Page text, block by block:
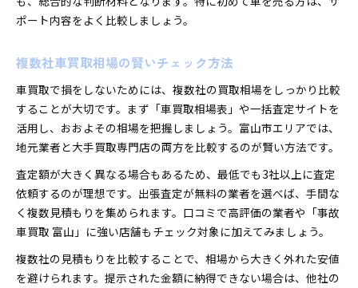
ポート内容をよく比較しましょう。
複数社車買取相場の賢いチェック方法
車買取で損をしないためには、複数社の買取相場をしっかり比較
することが大切です。まず「車買取相場表」や一括査定サイトを
活用し、おおよその相場を把握しましょう。富山市エリアでは、
地元業者と大手買取専門店の両方を比較するのが賢い方法です。
査定額が大きく異なる場合もあるため、最低でも3社以上に査定
依頼するのが理想です。出張査定が無料の業者を選べば、手間な
く複数見積もりを集められます。口コミで高評価の業者や「事故
車買取 富山」に強い店舗もチェック対象に加えてみましょう。
複数社の見積もりを比較することで、相場から大きく外れた安値
を避けられます。提示された金額に納得できない場合は、他社の